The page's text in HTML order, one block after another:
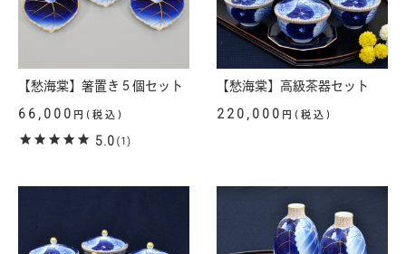
【愁海棠】箸置き５個セット
66,000 円(税込)
5.0 (1)
【愁海棠】高級茶器セット
220,000 円(税込)